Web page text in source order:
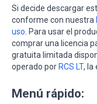
Si decide descargar
conforme con nuestra
uso . Para usar el
comprar una licencia
gratuita limitada
operado por RCS LT, la
Menú rápido: